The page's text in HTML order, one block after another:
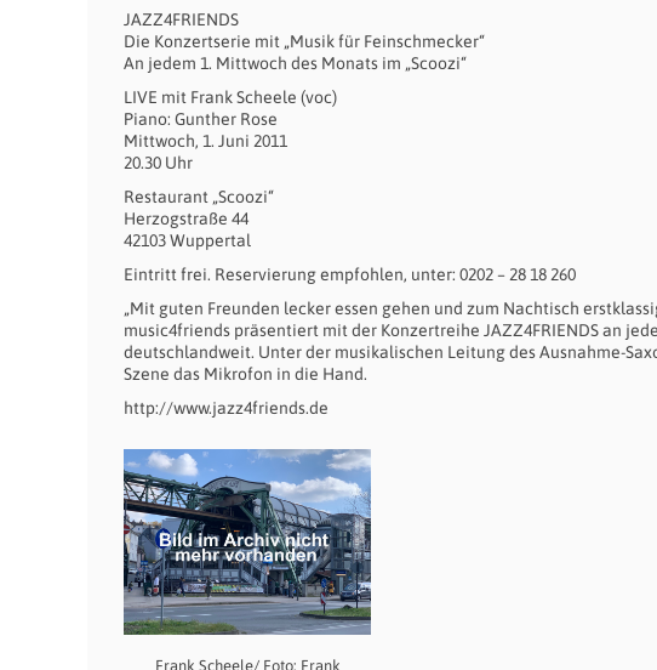
JAZZ4FRIENDS
Die Konzertserie mit „Musik für Feinschmecker“
An jedem 1. Mittwoch des Monats im „Scoozi“
LIVE mit Frank Scheele (voc)
Piano: Gunther Rose
Mittwoch, 1. Juni 2011
20.30 Uhr
Restaurant „Scoozi“
Herzogstraße 44
42103 Wuppertal
Eintritt frei. Reservierung empfohlen, unter: 0202 – 28 18 260
„Mit guten Freunden lecker essen gehen und zum Nachtisch
music4friends präsentiert mit der Konzertreihe JAZZ4FRIENDS an
deutschlandweit. Unter der musikalischen Leitung des Ausnahme-
Szene das Mikrofon in die Hand.
http://www.jazz4friends.de
Frank Scheele/ Foto: Frank